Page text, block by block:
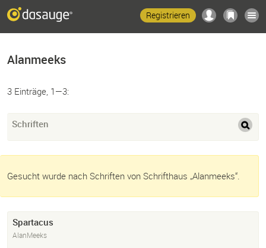
Registrieren
Alanmeeks
3 Einträge, 1—3:
Schriften
Gesucht wurde nach Schriften von Schrifthaus „Alanmeeks“.
Spartacus
AlanMeeks